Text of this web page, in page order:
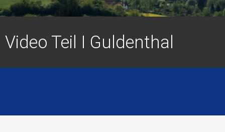
Video Teil I Guldenthal